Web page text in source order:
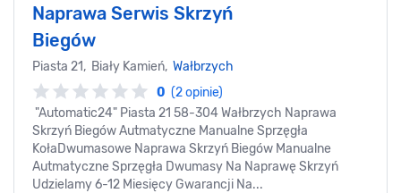
Naprawa Serwis Skrzyń
Biegów
Piasta 21, Biały Kamień, Wałbrzych
0 (2 opinie)
"Automatic24" Piasta 21 58-304 Wałbrzych Naprawa
Skrzyń Biegów Autmatyczne Manualne Sprzęgła
KołaDwumasowe Naprawa Skrzyń Biegów Manualne
Autmatyczne Sprzęgła Dwumasy Na Naprawę Skrzyń
Udzielamy 6-12 Miesięcy Gwarancji Na...